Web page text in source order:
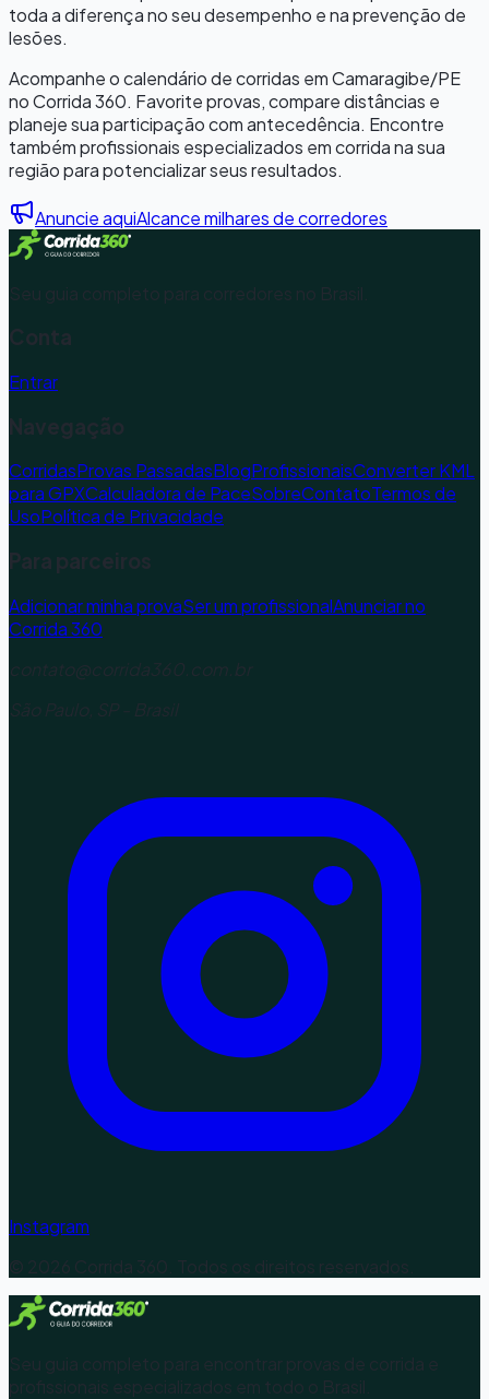
toda a diferença no seu desempenho e na prevenção de
lesões.
Acompanhe o calendário de corridas emCamaragibe/PE
no Corrida 360. Favorite provas, compare distâncias e
planeje sua participação com antecedência. Encontre
também profissionais especializados em corrida na sua
região para potencializar seus resultados.
Anuncie aquiAlcance milhares de corredores
Seu guia completo para corredores no Brasil.
Conta
Entrar
Navegação
CorridasProvas PassadasBlogProfissionaisConverter KML
para GPXCalculadora de PaceSobreContatoTermos de
UsoPolítica de Privacidade
Para parceiros
Adicionar minha provaSer um profissionalAnunciar no
Corrida 360
contato@corrida360.com.br
São Paulo, SP - Brasil
Instagram
© 2026 Corrida 360. Todos os direitos reservados.
Seu guia completo para encontrar provas de corrida e
profissionais especializados em todo o Brasil.